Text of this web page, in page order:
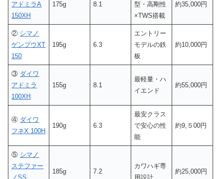
アドミラA
150XH
175g 8.1
型・高剛性
×TWS搭載
約35,000円
② シマノ
ゲンプウXT
150
195g 6.3
エントリー
モデルの鉄
板
約10,000円
③ ダイワ
アドミラ
100XH
155g 8.1
最軽量・ハ
イエンド
約55,000円
④ ダイワ
フネX 100H
190g 6.3
最安クラス
で安心の性
能
約9,５00円
⑤ シマノ
ステファー
ノSS
185g 7.2
カワハギ専
用設計
約25,000円